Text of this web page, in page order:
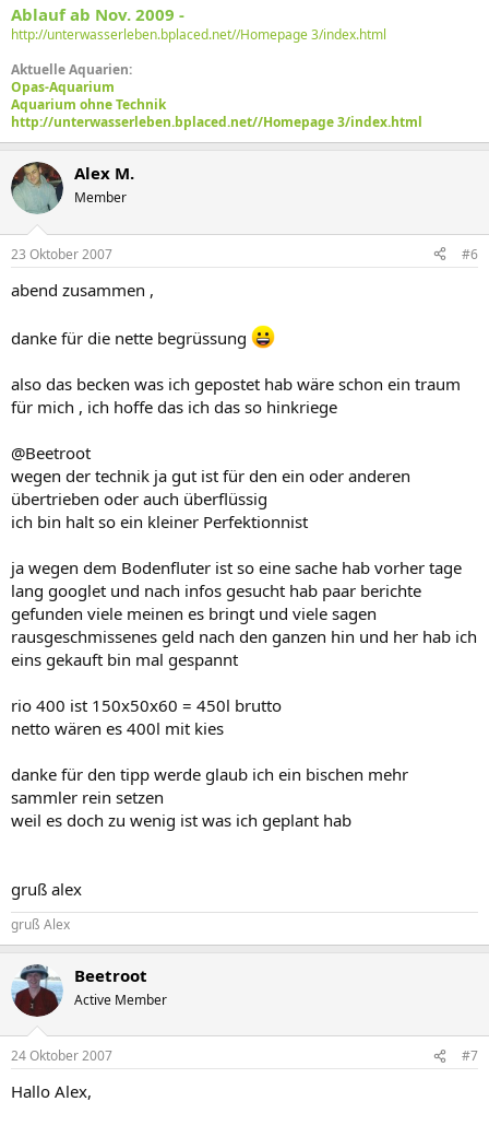
Ablauf ab Nov. 2009 -
http://unterwasserleben.bplaced.net//Homepage 3/index.html
Aktuelle Aquarien:
Opas-Aquarium
Aquarium ohne Technik
http://unterwasserleben.bplaced.net//Homepage 3/index.html
Alex M.
Member
23 Oktober 2007 #6
abend zusammen ,
danke für die nette begrüssung
also das becken was ich gepostet hab wäre schon ein traum
für mich , ich hoffe das ich das so hinkriege
@Beetroot
wegen der technik ja gut ist für den ein oder anderen
übertrieben oder auch überflüssig
ich bin halt so ein kleiner Perfektionnist
ja wegen dem Bodenfluter ist so eine sache hab vorher tage
lang googlet und nach infos gesucht hab paar berichte
gefunden viele meinen es bringt und viele sagen
rausgeschmissenes geld nach den ganzen hin und her hab ich
eins gekauft bin mal gespannt
rio 400 ist 150x50x60 = 450l brutto
netto wären es 400l mit kies
danke für den tipp werde glaub ich ein bischen mehr
sammler rein setzen
weil es doch zu wenig ist was ich geplant hab
gruß alex
gruß Alex
Beetroot
Active Member
24 Oktober 2007 #7
Hallo Alex,